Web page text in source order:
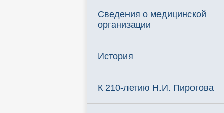
Сведения о медицинской
организации
История
К 210-летию Н.И. Пирогова